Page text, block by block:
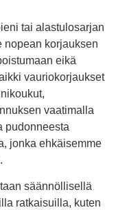
tai alastulosarjan
nopean korjauksen
eikä
vauriokorjaukset
vaatimalla
pudonneesta
jonka ehkäisemme
säännöllisellä
ratkaisuilla, kuten